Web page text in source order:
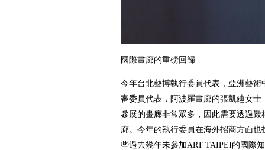
國際畫廊的重磅回歸
今年台北藝博執行委員代表，亞洲藝
審委員代表，阿波羅畫廊的張凱廸女
參展的畫廊非常眾多，因此需要透過
廊。今年的執行委員在海外招商方面
些過去幾年未參加ART TAIPEI的國際